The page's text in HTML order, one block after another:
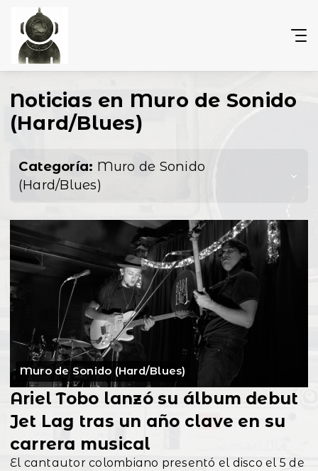
Noticias en Muro de Sonido
(Hard/Blues)
Categoría: Muro de Sonido
(Hard/Blues)
Muro de Sonido (Hard/Blues)
Ariel Tobo lanzó su álbum debut
Jet Lag tras un año clave en su
carrera musical
El cantautor colombiano presentó el disco el 5 de